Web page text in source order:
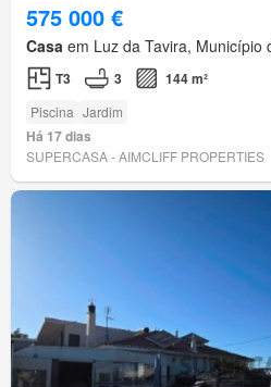
575 000 €
Casa em Luz da Tavira, Município
T3 3 144 m²
Piscina Jardim
Há 17 dias
SUPERCASA - AIMCLIFF PROPERTIES